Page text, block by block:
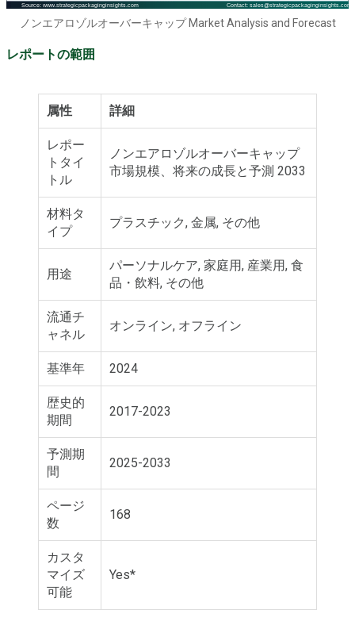
ノンエアロゾルオーバーキャップ Market Analysis and Forecast
レポートの範囲
属性 詳細
レポー
トタイ
トル
ノンエアロゾルオーバーキャップ
市場規模、将来の成長と予測 2033
材料タ
イプ
プラスチック, 金属, その他
用途
パーソナルケア, 家庭用, 産業用, 食
品・飲料, その他
流通チ
ャネル
オンライン, オフライン
基準年 2024
歴史的
期間
2017-2023
予測期
間
2025-2033
ページ
数
168
カスタ
マイズ
可能
Yes*